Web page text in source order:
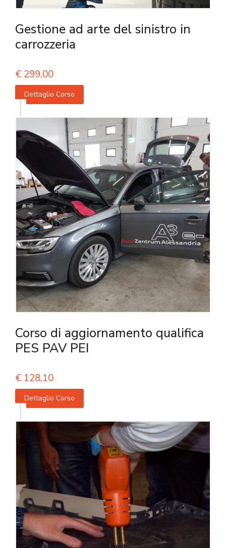
Gestione ad arte del sinistro in
carrozzeria
€ 299,00
Dettaglio Corso
Corso di aggiornamento qualifica
PES PAV PEI
€ 128,10
Dettaglio Corso